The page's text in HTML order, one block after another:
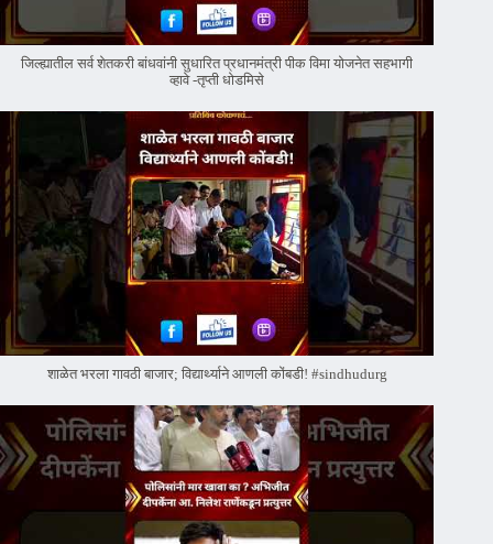
जिल्ह्यातील सर्व शेतकरी बांधवांनी सुधारित प्रधानमंत्री पीक विमा योजनेत सहभागी
व्हावे -तृप्ती धोडमिसे
शाळेत भरला गावठी बाजार; विद्यार्थ्याने आणली कोंबडी! #sindhudurg